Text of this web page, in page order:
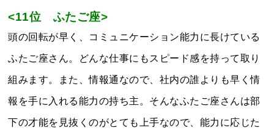
<11位 ふたご座>
頭の回転が早く、コミュニケーション能力に長けている
ふたご座さん。どんな仕事にもスピード感を持って取り
組みます。また、情報通なので、社内の誰よりも早く情
報を手に入れる能力の持ち主。そんなふたご座さんは部
下の才能を見抜くのがとても上手なので、能力に応じた